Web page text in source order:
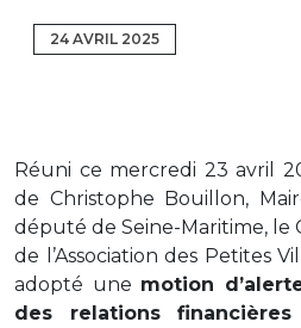
24 AVRIL 2025
Réuni ce mercredi 23 avril
de Christophe Bouillon,
député de Seine-Maritime, le
de l’Association des Petites
adopté une motion
des relations